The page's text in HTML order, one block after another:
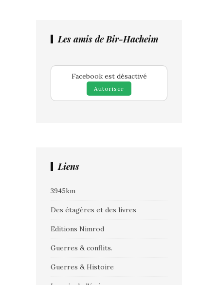
Les amis de Bir-Hacheim
Facebook est désactivé
Autoriser
Liens
3945km
Des étagères et des livres
Editions Nimrod
Guerres & conflits.
Guerres & Histoire